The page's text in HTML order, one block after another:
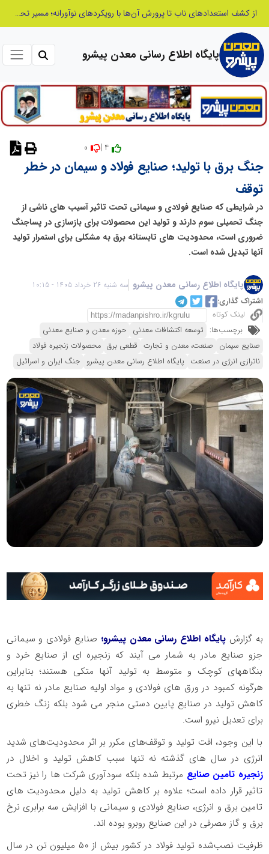
از کشف استعدادهای ناب تا پرورش آن‌ها با رویکردهای نوآورانه؛ مسیر تحول‌آفرین شنای ایران در سطح جهانی
پایگاه اطلاع رسانی معدن پیشرو
جنگ برق با تولید؛ صنایع فولاد و سیمان در خطر
توقف
در شرایطی که صنایع فولادی و سیمانی تحت تاثیر آسیب های ناشی از
جنگ تحمیلی سوم دارند و تولید این محصولات برای بازسازی در پساجنگ
ضروری است، محدودیت های تابستانه برق به مشکلی برای استمرار تولید
آنها تبدیل شده است.
پایگاه اطلاع رسانی معدن پیشرو سه شنبه 26 خرداد 1405 - 10:15
اشتراک گذاری:
لینک کوتاه
برچسب‌ها: توسعه اکتشافات معدنی حوزه معدن و صنایع معدنی
صنایع سیمان صنعت، معدن و تجارت قطعی برق محصولات زنجیره فولاد
ناترازی انرژی در صنعت پایگاه اطلاع رسانی معدن پیشرو جنگ ایران و اسرائیل
به گزارش پایگاه اطلاع رسانی معدن پیشرو؛ صنایع فولادی و سیمانی
جزو صنایع مادر به شمار می آیند که زنجیره ای از صنایع خرد و
بنگاههای کوچک و متوسط به تولید آنها متکی هستند؛ بنابراین
هرگونه کمبود در ورق های فولادی و مواد اولیه صنایع مادر نه تنها به
کاهش تولید در صنایع پایین دستی منجر می شود بلکه زنگ خطری
برای تعدیل نیرو است.
با این وجود، افت تولید و توقف‌های مکرر بر اثر محدودیت‌های شدید
انرژی در سال های گذشته نه تنها سبب کاهش تولید و اخلال در
زنجیره تامین صنایع مرتبط شده بلکه سودآوری شرکت ها را نیز تحت
تاثیر قرار داده است؛ علاوه بر کاهش تولید به دلیل محدودیت های
تامین برق و انرژی، صنایع فولادی و سیمانی با افزایش سه برابری نرخ
برق و گاز مصرفی در این صنایع روبرو بوده اند.
ظرفیت نصب‌شده تولید فولاد در کشور بیش از ۵۰ میلیون تن در سال